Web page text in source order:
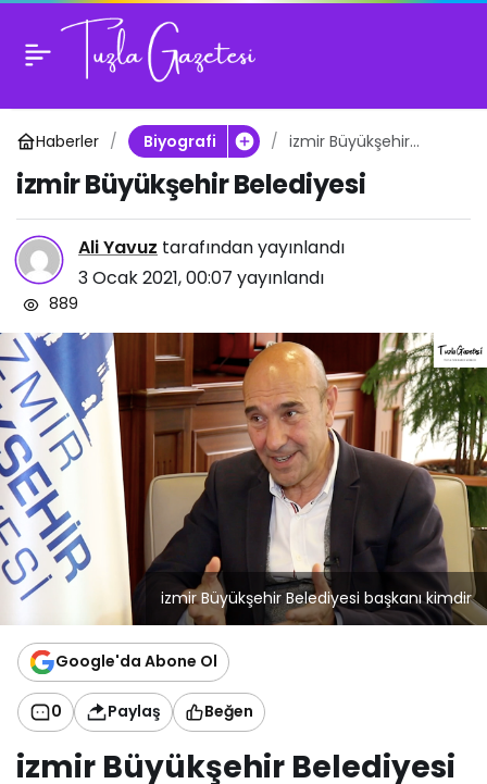
Haberler Biyografi
izmir Büyükşehir
izmir Büyükşehir Belediyesi
Ali Yavuz tarafından yayınlandı
3 Ocak 2021, 00:07 yayınlandı
889
izmir Büyükşehir Belediyesi başkanı kimdir
Google'da Abone Ol
0 Paylaş Beğen
izmir Büyükşehir Belediyesi
izmir Büyükşehir